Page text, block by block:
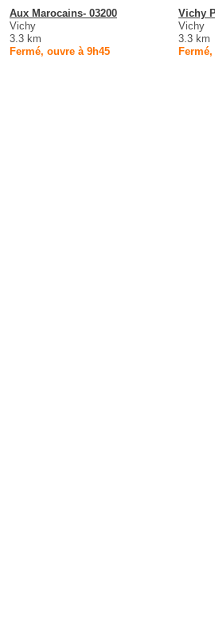
Aux Marocains- 03200
Vichy
3.3 km
Fermé, ouvre à 9h45
Vichy
Vichy
3.3 km